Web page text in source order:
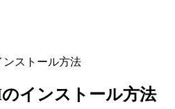
ンストール方法
インストール方法